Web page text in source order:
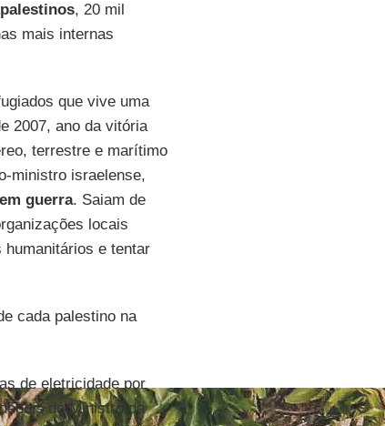
, 20 mil
mais internas
que vive uma
2007, ano da vitória
terrestre e marítimo
ministro israelense,
guerra. Saiam de
locais
humanitários e tentar
cada palestino na
de eletricidade por
do Ministro da